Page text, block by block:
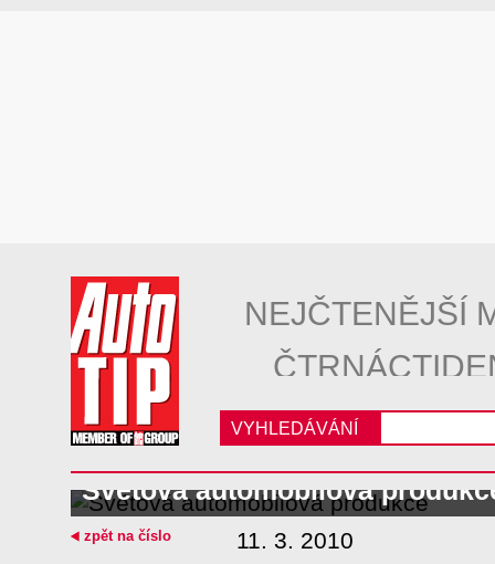
NEJČTENĚJŠÍ
VYHLEDÁVÁNÍ
Světová automobilová
11. 3. 2010
zpět na číslo